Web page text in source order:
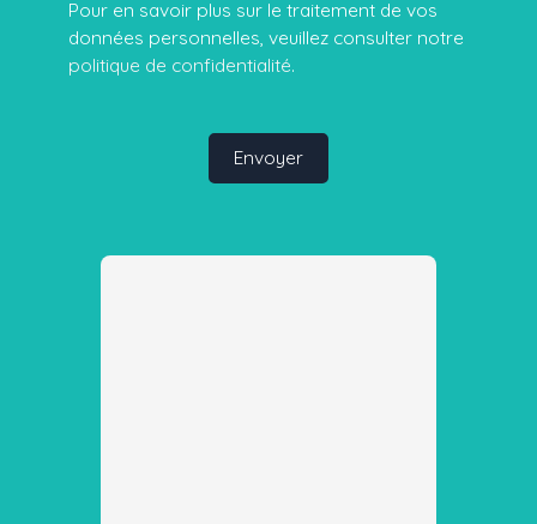
Pour en savoir plus sur le traitement de vos
données personnelles, veuillez consulter notre
politique de confidentialité.
Envoyer